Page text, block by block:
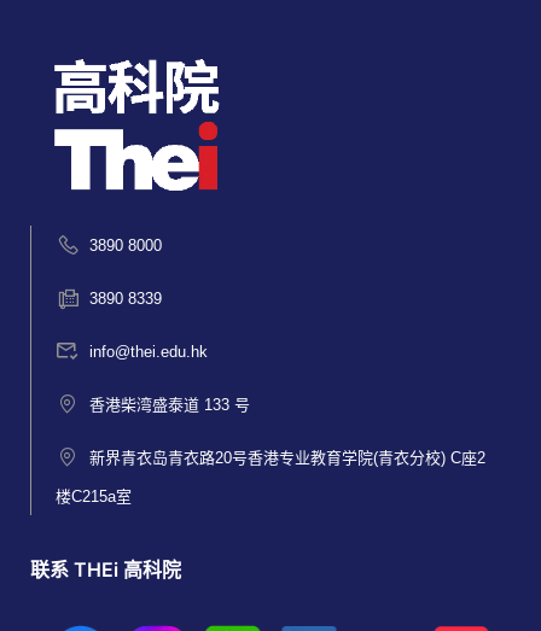
3890 8000
3890 8339
info@thei.edu.hk
香港柴湾盛泰道 133 号
新界青衣岛青衣路20号香港专业教育学院(青衣分校) C座2
楼C215a室
联系 THEi 高科院